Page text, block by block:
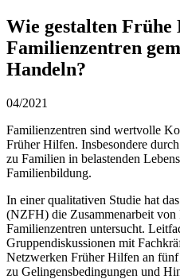
Wie gestalten Frühe
Familienzentren
Handeln?
04/2021
Familienzentren sind wertvolle
Früher Hilfen. Insbesondere
zu Familien in belastenden
Familienbildung.
In einer qualitativen Studie hat
(NZFH) die Zusammenarbeit
Familienzentren untersucht.
Gruppendiskussionen mit
Netzwerken Früher Hilfen an
zu Gelingensbedingungen und